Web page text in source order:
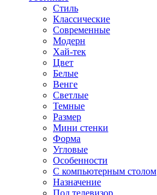
Стиль
Классические
Современные
Модерн
Хай-тек
Цвет
Белые
Венге
Светлые
Темные
Размер
Мини стенки
Форма
Угловые
Особенности
С компьютерным столом
Назначение
Под телевизор